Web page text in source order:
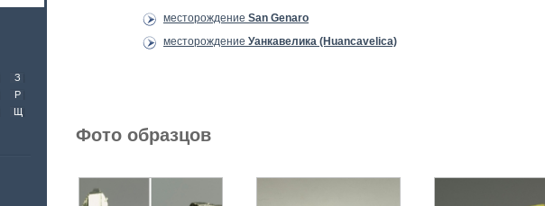
З
Р
Щ
месторождение San Genaro
месторождение Уанкавелика (Huancavelica)
Фото образцов